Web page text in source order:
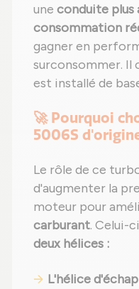
une conduite plus
consommation
gagner en
surconsommer. Il
est installé de
🚀 Pourquoi
5006S
Le rôle de ce
d'augmenter la
moteur pour
carburant. Celui-
deux hélices :
L'hélice